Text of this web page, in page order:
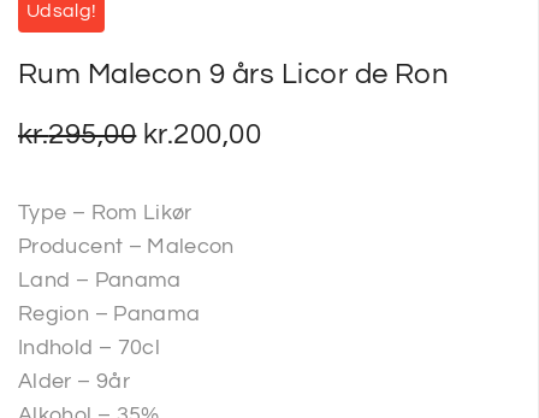
Udsalg!
Rum Malecon 9 års Licor de Ron
kr.295,00 kr.200,00
Type – Rom Likør
Producent – Malecon
Land – Panama
Region – Panama
Indhold – 70cl
Alder – 9år